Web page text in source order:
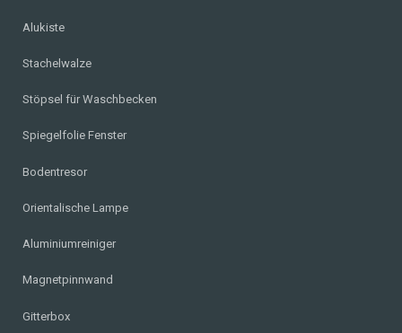
Alukiste
Stachelwalze
Stöpsel für Waschbecken
Spiegelfolie Fenster
Bodentresor
Orientalische Lampe
Aluminiumreiniger
Magnetpinnwand
Gitterbox